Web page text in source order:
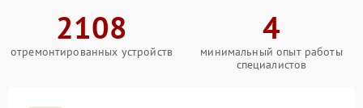
2108
отремонтированных устройств
4
минимальный опыт работы
специалистов